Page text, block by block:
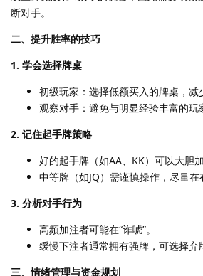
断对手。
二、提升胜率的技巧
1. 学会选择牌桌
初级玩家：选择低额买入的牌桌，减
观察对手：避免与明显经验丰富的玩
2. 记住起手牌策略
好的起手牌（如AA、KK）可以大胆加
中等牌（如JQ）需谨慎操作，尽量在
3. 分析对手行为
高频加注者可能在“诈唬”。
缓慢下注者通常拥有强牌，可选择弃
三、情绪管理与资金规划